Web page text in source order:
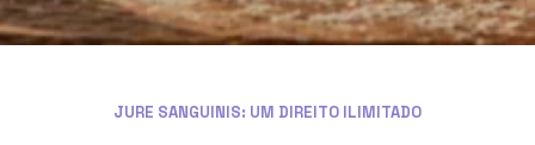
JURE SANGUINIS: UM DIREITO ILIMITADO